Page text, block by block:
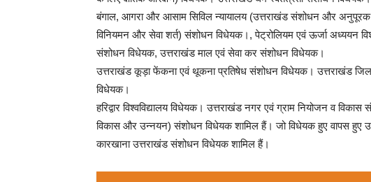
बंगाल, आगरा और आसाम सिविल न्यायालय (उत्तराखंड संशोधन और
विनियमन और सेवा शर्त) संशोधन विधेयक।, पेट्रोलियम एवं ऊर्जा अध्ययन
संशोधन विधेयक, उत्तराखंड माल एवं सेवा कर संशोधन विधेयक।
उत्तराखंड कूड़ा फेंकना एवं थूकना प्रतिषेध संशोधन विधेयक। उत्तराखंड
विधेयक।
हरिद्वार विश्वविद्यालय विधेयक। उत्तराखंड नगर एवं ग्राम नियोजन व
विकास और उन्नयन) संशोधन विधेयक शामिल हैं। जो विधेयक हुए वापस हुए
कारखाना उत्तराखंड संशोधन विधेयक शामिल हैं।